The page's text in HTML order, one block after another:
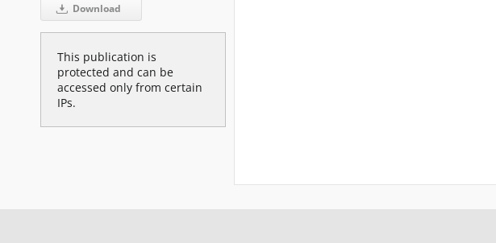
Download
This publication is
protected and can be
accessed only from certain
IPs.